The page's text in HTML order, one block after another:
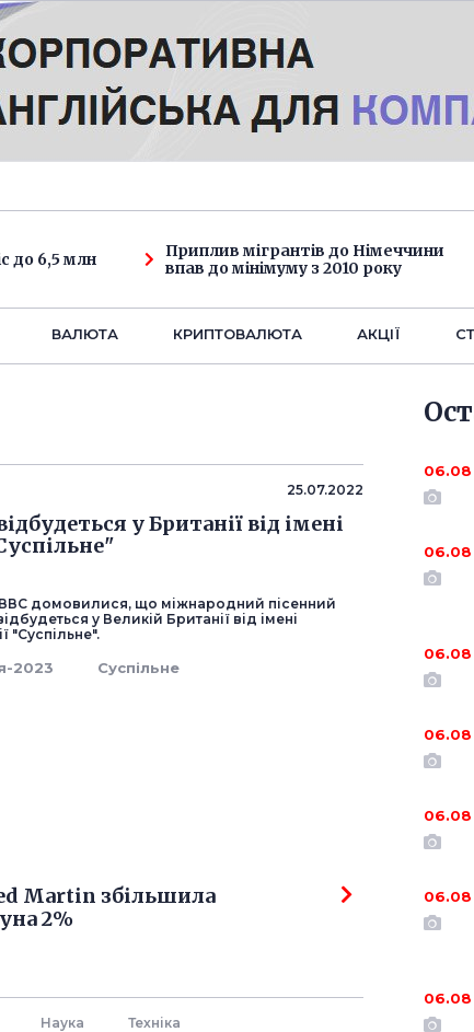
до 6,5 млн
Приплив мігрантів до Німеччини
впав до мінімуму з 2010 року
ВАЛЮТА КРИПТОВАЛЮТА АКЦІЇ
25.07.2022
у Британії від імені
ВВС домовилися, що міжнародний пісенний
у Великій Британії від імені
"Суспільне".
2023 Суспільне
Martin збільшила
2%
Наука Технiка
06.08
06.08
06.08
06.08
06.08
06.08
06.08